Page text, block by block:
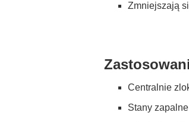
Zmniejszają
Centralnie
Stany